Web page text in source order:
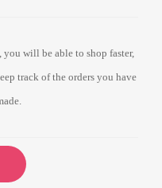
will be able to shop faster,
track of the orders you have